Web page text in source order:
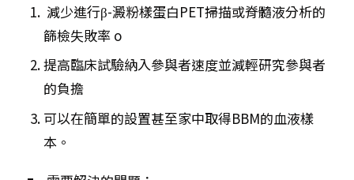
減少進行β-澱粉樣蛋白PET掃描或脊髓液分析的
篩檢失敗率 o
提高臨床試驗納入參與者速度並減輕研究參與者
的負擔
可以在簡單的設置甚至家中取得BBM的血液樣
本。